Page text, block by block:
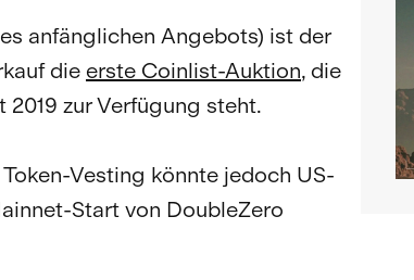
anfänglichen Angebots) ist der
die erste Coinlist-Auktion, die
zur Verfügung steht.
Vesting könnte jedoch US-
Start von DoubleZero